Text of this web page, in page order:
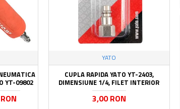
YT-09802
YATO
CUPLA RAPIDA YATO YT-2403,
DIMENSIUNE 1/4, FILET INTERIOR
3,00 RON